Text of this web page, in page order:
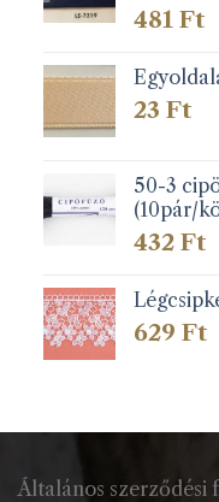
481 Ft
23 Ft
50-3
(10pár/
432 Ft
629 Ft
Általános szerződési